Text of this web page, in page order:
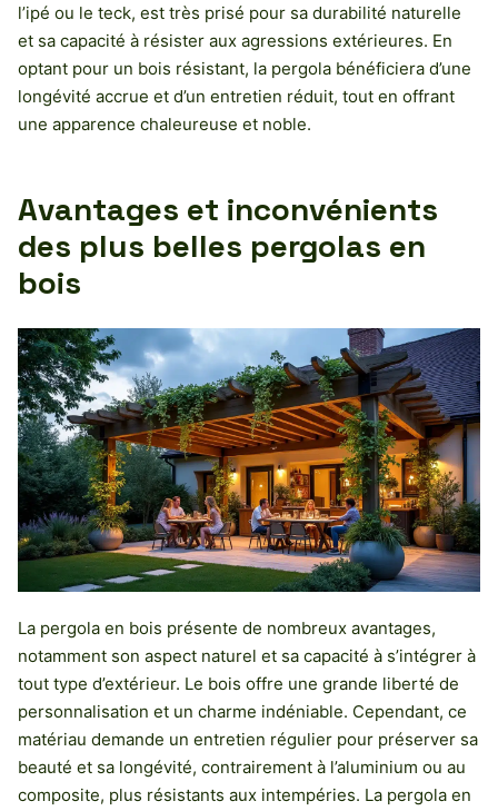
l’ipé ou le teck, est très prisé pour sa durabilité naturelle
et sa capacité à résister aux agressions extérieures. En
optant pour un bois résistant, la pergola bénéficiera d’une
longévité accrue et d’un entretien réduit, tout en offrant
une apparence chaleureuse et noble.
Avantages et inconvénients
des plus belles pergolas en
bois
La pergola en bois présente de nombreux avantages,
notamment son aspect naturel et sa capacité à s’intégrer à
tout type d’extérieur. Le bois offre une grande liberté de
personnalisation et un charme indéniable. Cependant, ce
matériau demande un entretien régulier pour préserver sa
beauté et sa longévité, contrairement à l’aluminium ou au
composite, plus résistants aux intempéries. La pergola en